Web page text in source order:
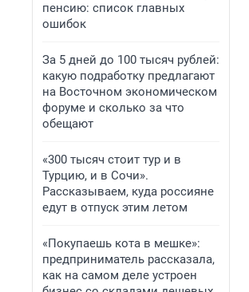
пенсию: список главных
ошибок
За 5 дней до 100 тысяч рублей:
какую подработку предлагают
на Восточном экономическом
форуме и сколько за что
обещают
«300 тысяч стоит тур и в
Турцию, и в Сочи».
Рассказываем, куда россияне
едут в отпуск этим летом
«Покупаешь кота в мешке»:
предприниматель рассказала,
как на самом деле устроен